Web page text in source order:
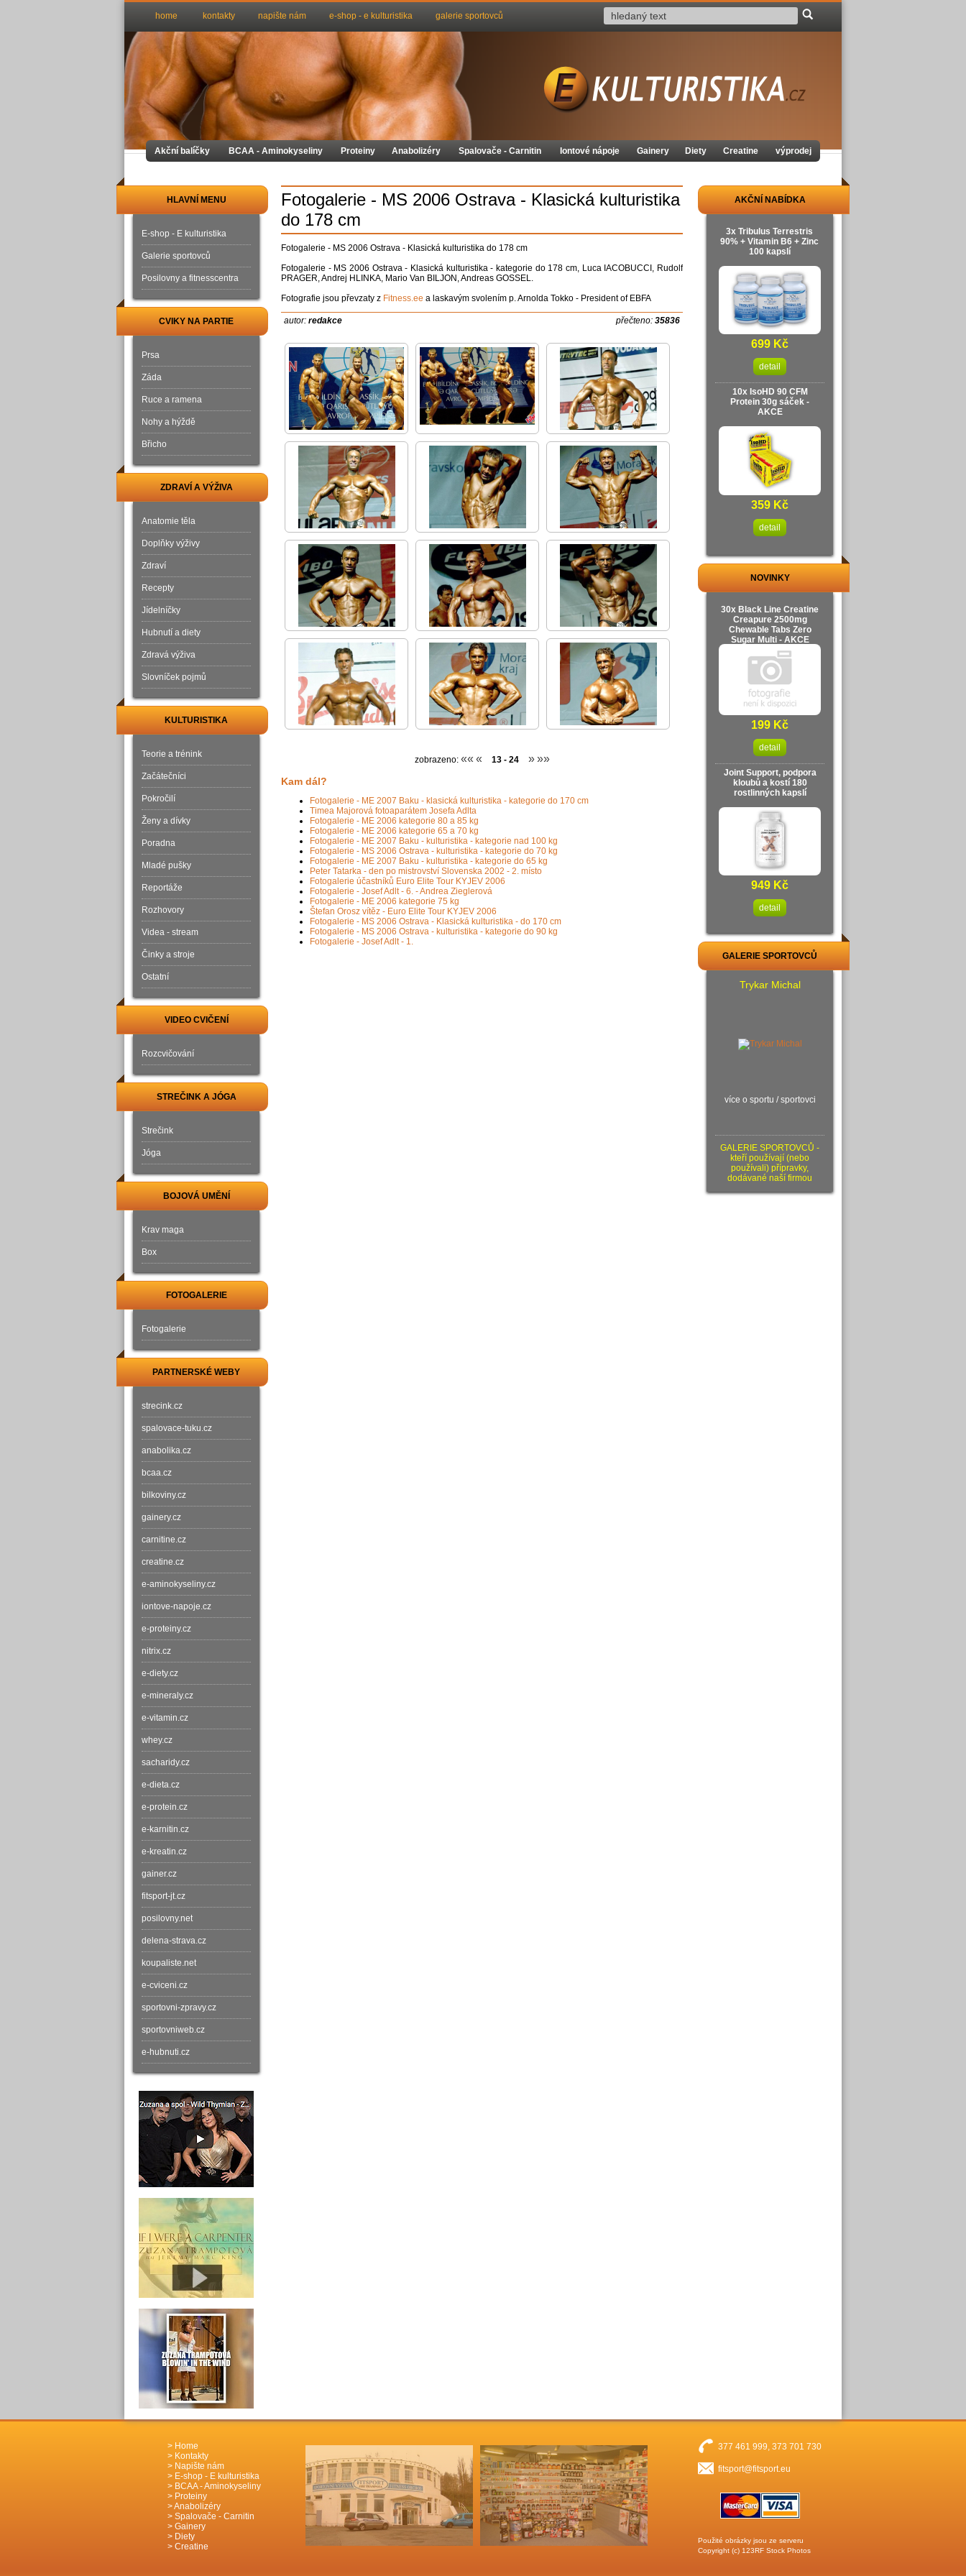
Fotogalerie - MS 2006 Ostrava - Klasická kulturistika
do 178 cm
Fotogalerie - MS 2006 Ostrava - Klasická kulturistika do 178 cm
Fotogalerie - MS 2006 Ostrava - Klasická kulturistika - kategorie do 178 cm, Luca IACOBUCCI, Rudolf
PRAGER, Andrej HLINKA, Mario Van BILJON, Andreas GOSSEL.
Fotografie jsou převzaty z Fitness.ee a laskavým svolením p. Arnolda Tokko - President of EBFA
autor: redakce přečteno: 35836
zobrazeno: «« « 13 - 24 » »»
Kam dál?
Fotogalerie - ME 2007 Baku - klasická kulturistika - kategorie do 170 cm
Timea Majorová fotoaparátem Josefa Adlta
Fotogalerie - ME 2006 kategorie 80 a 85 kg
Fotogalerie - ME 2006 kategorie 65 a 70 kg
Fotogalerie - ME 2007 Baku - kulturistika - kategorie nad 100 kg
Fotogalerie - MS 2006 Ostrava - kulturistika - kategorie do 70 kg
Fotogalerie - ME 2007 Baku - kulturistika - kategorie do 65 kg
Peter Tatarka - den po mistrovství Slovenska 2002 - 2. místo
Fotogalerie účastníků Euro Elite Tour KYJEV 2006
Fotogalerie - Josef Adlt - 6. - Andrea Zieglerová
Fotogalerie - ME 2006 kategorie 75 kg
Štefan Orosz vítěz - Euro Elite Tour KYJEV 2006
Fotogalerie - MS 2006 Ostrava - Klasická kulturistika - do 170 cm
Fotogalerie - MS 2006 Ostrava - kulturistika - kategorie do 90 kg
Fotogalerie - Josef Adlt - 1.
HLAVNÍ MENU
E-shop - E kulturistika
Galerie sportovců
Posilovny a fitnesscentra
CVIKY NA PARTIE
Prsa
Záda
Ruce a ramena
Nohy a hýždě
Břicho
ZDRAVÍ A VÝŽIVA
Anatomie těla
Doplňky výživy
Zdraví
Recepty
Jídelníčky
Hubnutí a diety
Zdravá výživa
Slovníček pojmů
KULTURISTIKA
Teorie a trénink
Začátečníci
Pokročilí
Ženy a dívky
Poradna
Mladé pušky
Reportáže
Rozhovory
Videa - stream
Činky a stroje
Ostatní
VIDEO CVIČENÍ
Rozcvičování
STREČINK A JÓGA
Strečink
Jóga
BOJOVÁ UMĚNÍ
Krav maga
Box
FOTOGALERIE
Fotogalerie
PARTNERSKÉ WEBY
strecink.cz
spalovace-tuku.cz
anabolika.cz
bcaa.cz
bilkoviny.cz
gainery.cz
carnitine.cz
creatine.cz
e-aminokyseliny.cz
iontove-napoje.cz
e-proteiny.cz
nitrix.cz
e-diety.cz
e-mineraly.cz
e-vitamin.cz
whey.cz
sacharidy.cz
e-dieta.cz
e-protein.cz
e-karnitin.cz
e-kreatin.cz
gainer.cz
fitsport-jt.cz
posilovny.net
delena-strava.cz
koupaliste.net
e-cviceni.cz
sportovni-zpravy.cz
sportovniweb.cz
e-hubnuti.cz
AKČNÍ NABÍDKA
3x Tribulus Terrestris
90% + Vitamin B6 + Zinc
100 kapslí
699 Kč
detail
10x IsoHD 90 CFM
Protein 30g sáček -
AKCE
359 Kč
detail
NOVINKY
30x Black Line Creatine
Creapure 2500mg
Chewable Tabs Zero
Sugar Multi - AKCE
199 Kč
detail
Joint Support, podpora
kloubů a kostí 180
rostlinných kapslí
949 Kč
detail
GALERIE SPORTOVCŮ
Trykar Michal
více o sportu / sportovci
GALERIE SPORTOVCŮ -
kteří používají (nebo
používali) přípravky,
dodávané naší firmou
home kontakty napište nám e-shop - e kulturistika galerie sportovců
Akční balíčky BCAA - Aminokyseliny Proteiny Anabolizéry Spalovače - Carnitin Iontové nápoje Gainery Diety Creatine výprodej
Home
Kontakty
Napište nám
E-shop - E kulturistika
BCAA - Aminokyseliny
Proteiny
Anabolizéry
Spalovače - Carnitin
Gainery
Diety
Creatine
377 461 999, 373 701 730
fitsport@fitsport.eu
Použité obrázky jsou ze serveru
Copyright (c) 123RF Stock Photos